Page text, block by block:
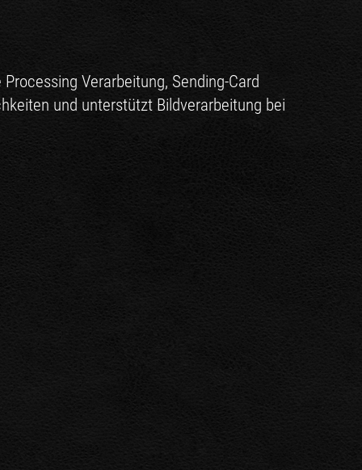
Verarbeitung, Sending-Card
und unterstützt Bildverarbeitung bei